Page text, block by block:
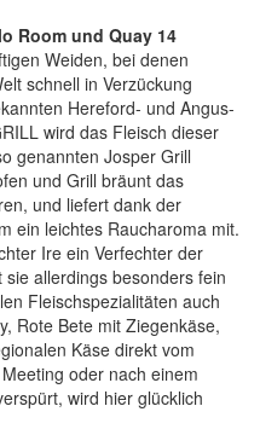
Room und Quay 14
Weiden, bei denen
schnell in Verzückung
Hereford- und Angus-
wird das Fleisch dieser
genannten Josper Grill
und Grill bräunt das
und liefert dank der
ein leichtes Raucharoma mit.
Ire ein Verfechter der
allerdings besonders fein
Fleischspezialitäten auch
Rote Bete mit Ziegenkäse,
Käse direkt vom
oder nach einem
wird hier glücklich